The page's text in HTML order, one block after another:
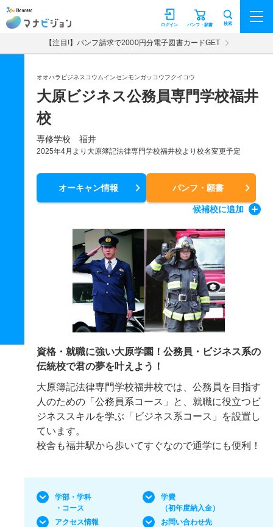
マナビジョン パンフ・願書
ログイン 検索
【注目!】パンフ請求で2000円分電子図書カードGET
オオハラビジネスコウムインセンモンガッコウフクイコウ
大原ビジネス公務員専門学校福井
校
専修学校 福井
2025年4月より大原簿記法律専門学校福井校より校名変更予定
オーキャン情報 パンフ・願書
候補校に追加
資格・就職に強い大原学園！公務員・ビジネス系の
伝統校で君の夢を叶えよう！
大原簿記法律専門学校福井校では、公務員を目指す
人のための「公務員系コース」と、就職に役立つビ
ジネススキルを学ぶ「ビジネス系コース」を設置し
ています。
校舎も福井駅から歩いてすぐなので通学にも便利！
学部・学科
・コース
学費
（初年度納入金）
アクセス情報
お問い合わせ先